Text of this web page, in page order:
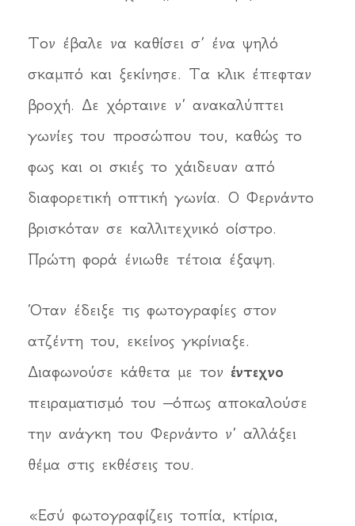
Τον έβαλε να καθίσει σ’ ένα ψηλό
σκαμπό και ξεκίνησε. Τα κλικ έπεφταν
βροχή. Δε χόρταινε ν’ ανακαλύπτει
γωνίες του προσώπου του, καθώς το
φως και οι σκιές το χάιδευαν από
διαφορετική οπτική γωνία. Ο Φερνάντο
βρισκόταν σε καλλιτεχνικό οίστρο.
Πρώτη φορά ένιωθε τέτοια έξαψη.
Όταν έδειξε τις φωτογραφίες στον
ατζέντη του, εκείνος γκρίνιαξε.
Διαφωνούσε κάθετα με τον έντεχνο
πειραματισμό του –όπως αποκαλούσε
την ανάγκη του Φερνάντο ν’ αλλάξει
θέμα στις εκθέσεις του.
«Εσύ φωτογραφίζεις τοπία, κτίρια,